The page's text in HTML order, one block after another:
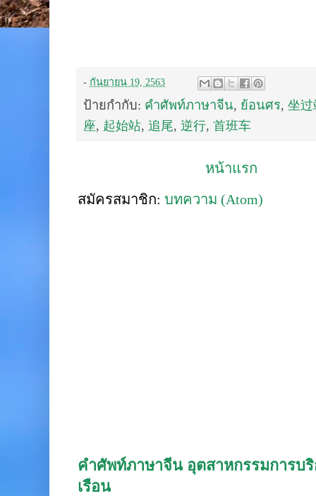
- กันยายน 19, 2563
ป้ายกำกับ: คำศัพท์ภาษาจีน, ย้อนศร, 坐过
座, 起始站, 追尾, 逆行, 首班车
หน้าแรก
สมัครสมาชิก: บทความ (Atom)
คำศัพท์ภาษาจีน อุตสาหกรรมการบ
เรือน